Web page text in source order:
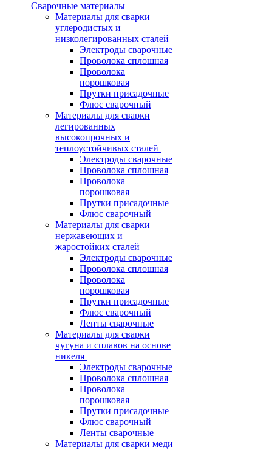
Сварочные материалы
Материалы для сварки
углеродистых и
низколегированных сталей
Электроды сварочные
Проволока сплошная
Проволока
порошковая
Прутки присадочные
Флюс сварочный
Материалы для сварки
легированных
высокопрочных и
теплоустойчивых сталей
Электроды сварочные
Проволока сплошная
Проволока
порошковая
Прутки присадочные
Флюс сварочный
Материалы для сварки
нержавеющих и
жаростойких сталей
Электроды сварочные
Проволока сплошная
Проволока
порошковая
Прутки присадочные
Флюс сварочный
Ленты сварочные
Материалы для сварки
чугуна и сплавов на основе
никеля
Электроды сварочные
Проволока сплошная
Проволока
порошковая
Прутки присадочные
Флюс сварочный
Ленты сварочные
Материалы для сварки меди